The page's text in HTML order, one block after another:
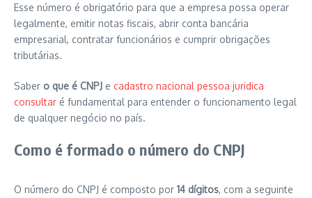
Esse número é obrigatório para que a empresa possa operar
legalmente, emitir notas fiscais, abrir conta bancária
empresarial, contratar funcionários e cumprir obrigações
tributárias.
Saber o que é CNPJ e cadastro nacional pessoa juridica
consultar é fundamental para entender o funcionamento legal
de qualquer negócio no país.
Como é formado o número do CNPJ
O número do CNPJ é composto por 14 dígitos, com a seguinte